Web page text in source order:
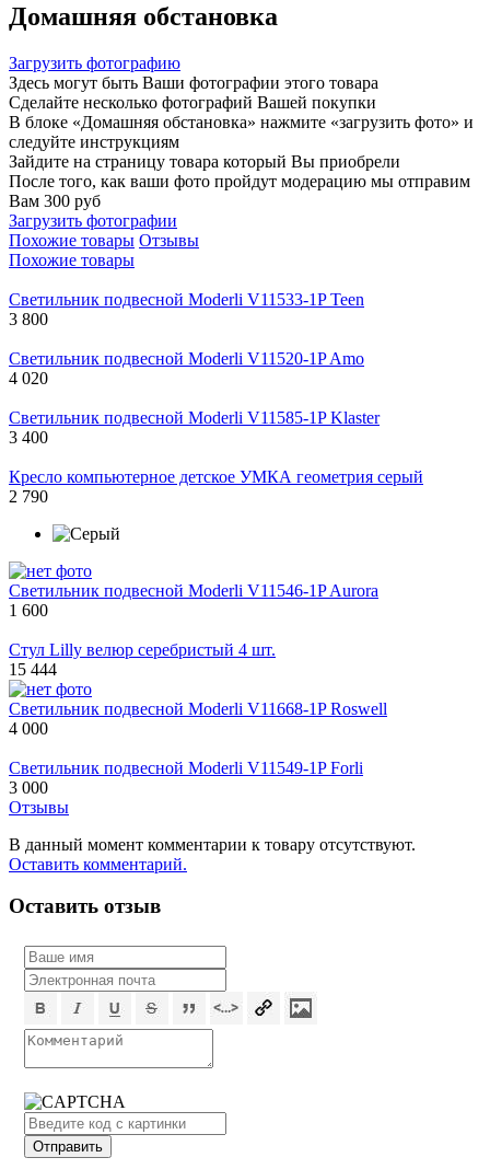
Домашняя обстановка
Загрузить фотографию
Здесь могут быть Ваши фотографии этого товара
Сделайте несколько фотографий Вашей покупки
В блоке «Домашняя обстановка» нажмите «загрузить фото» и
следуйте инструкциям
Зайдите на страницу товара который Вы приобрели
После того, как ваши фото пройдут модерацию мы отправим
Вам 300 руб
Загрузить фотографии
Похожие товары Отзывы
Похожие товары
Светильник подвесной Moderli V11533-1P Teen
3 800
Светильник подвесной Moderli V11520-1P Amo
4 020
Светильник подвесной Moderli V11585-1P Klaster
3 400
Кресло компьютерное детское УМКА геометрия серый
2 790
Светильник подвесной Moderli V11546-1P Aurora
1 600
Стул Lilly велюр серебристый 4 шт.
15 444
Светильник подвесной Moderli V11668-1P Roswell
4 000
Светильник подвесной Moderli V11549-1P Forli
3 000
Отзывы
В данный момент комментарии к товару отсутствуют.
Оставить комментарий.
Оставить отзыв